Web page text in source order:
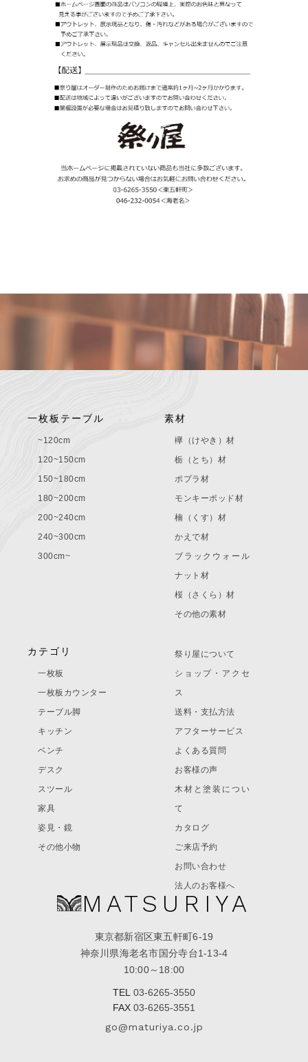
MATSURIYA
東京都新宿区東五軒町6-19
神奈川県海老名市国分寺台1-13-4
10:00～18:00
TEL 03-6265-3550
FAX 03-6265-3551
go@maturiya.co.jp
一枚板テーブル
~120cm
120~150cm
150~180cm
180~200cm
200~240cm
240~300cm
300cm~
素材
欅（けやき）材
栃（とち）材
ポプラ材
モンキーポッド材
楠（くす）材
かえで材
ブラックウォール
ナット材
桜（さくら）材
その他の素材
カテゴリ
一枚板
一枚板カウンター
テーブル脚
キッチン
ベンチ
デスク
スツール
家具
姿見・鏡
その他小物
祭り屋について
ショップ・アクセ
ス
送料・支払方法
アフターサービス
よくある質問
お客様の声
木材と塗装につい
て
カタログ
ご来店予約
お問い合わせ
法人のお客様へ